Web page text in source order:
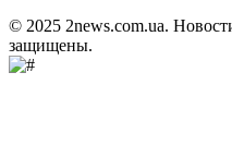
© 2025 2news.com.ua.
защищены.